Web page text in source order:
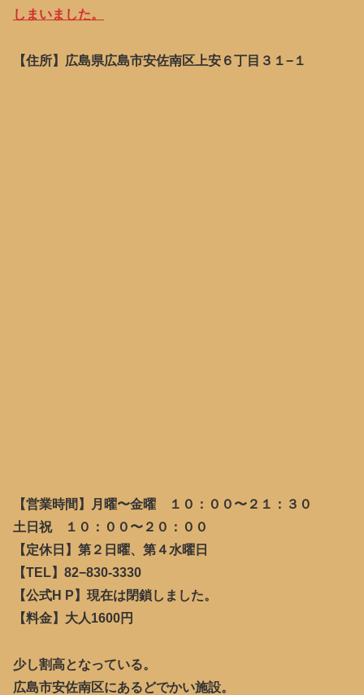
しまいました。
【住所】広島県広島市安佐南区上安６丁目３１−１
【営業時間】月曜〜金曜 １０：００〜２１：３０
土日祝 １０：００〜２０：００
【定休日】第２日曜、第４水曜日
【TEL】82−830-3330
【公式H P】現在は閉鎖しました。
【料金】大人1600円
少し割高となっている。
広島市安佐南区にあるどでかい施設。